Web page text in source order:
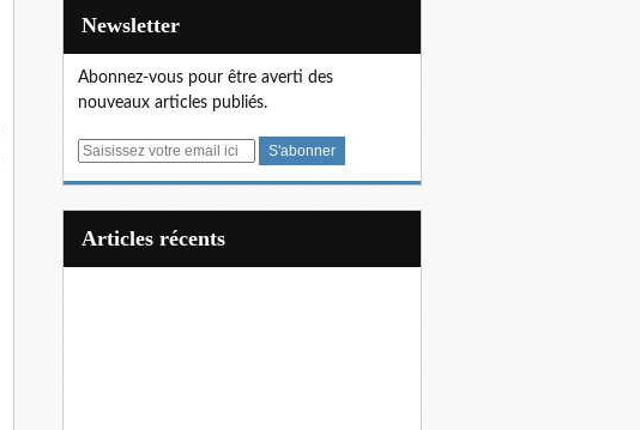
Newsletter
Abonnez-vous pour être averti des
nouveaux articles publiés.
E
articles récents